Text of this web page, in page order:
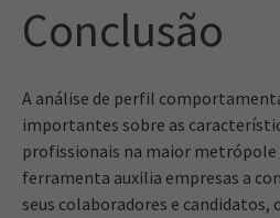
Conclusão
A análise de perfil
importantes sobre as
profissionais na maior metrópole
ferramenta auxilia empresas a
seus colaboradores e candidatos,